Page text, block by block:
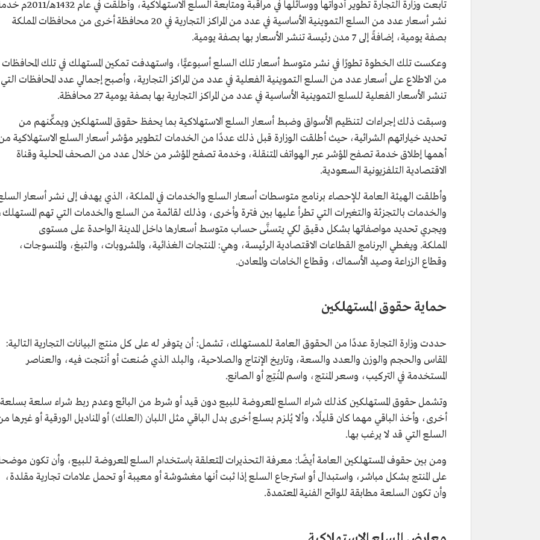
تابعت وزارة التجارة تطوير أدواتها ووسائلها في مراقبة ومتابعة السلع الاستهلاكية، وأطلقت في
نشر أسعار عدد من السلع التموينية الأساسية في عدد من المراكز التجارية في 20 محافظة أخرى من محافظات المملكة
بصفة يومية، إضافةً إلى 7 مدن رئيسة تنشر الأسعار بها بصفة يومية.
وعكست تلك الخطوة تطورًا في نشر متوسط أسعار تلك السلع أسبوعيًّا، واستهدفت تمكين المستهلك في تلك المحافظات
من الاطلاع على أسعار عدد من السلع التموينية الفعلية في عدد من المراكز التجارية، وأصبح إجمالي عدد المحافظات التي
تنشر الأسعار الفعلية للسلع التموينية الأساسية في عدد من المراكز التجارية بها بصفة يومية 27 محافظة.
وسبقت ذلك إجراءات لتنظيم الأسواق وضبط أسعار السلع الاستهلاكية بما يحفظ حقوق المستهلكين ويمكِّنهم من
تحديد خياراتهم الشرائية، حيث أطلقت الوزارة قبل ذلك عددًا من الخدمات لتطوير مؤشر أسعار السلع الاستهلاكية
أهمها إطلاق خدمة تصفح المؤشر عبر الهواتف المتنقلة، وخدمة تصفح المؤشر من خلال عدد من الصحف المحلية وقناة
الاقتصادية التلفزيونية السعودية.
وأطلقت الهيئة العامة للإحصاء برنامج متوسطات أسعار السلع والخدمات في المملكة، الذي يهدف إلى نشر أسعار
والخدمات بالتجزئة والتغيرات التي تطرأ عليها بين فترة وأخرى، وذلك لقائمة من السلع والخدمات التي تهم
ويجري تحديد مواصفاتها بشكل دقيق لكي يتسنَّى حساب متوسط أسعارها داخل المدينة الواحدة على مستوى
المملكة. ويغطي البرنامج القطاعات الاقتصادية الرئيسة، وهي: المنتجات الغذائية، والمشروبات، والتبغ، والمنسوجات،
وقطاع الزراعة وصيد الأسماك، وقطاع الخامات والمعادن.
حماية حقوق المستهلكين
حددت وزارة التجارة عددًا من الحقوق العامة للمستهلك، تشمل: أن يتوفر له على كل منتج البيانات التجارية التالية:
المقاس والحجم والوزن والعدد والسعة، وتاريخ الإنتاج والصلاحية، والبلد الذي صُنعت أو أنتجت فيه، والعناصر
المستخدمة في التركيب، وسعر المنتج، واسم المُنتِج أو الصانع.
وتشمل حقوق المستهلكين كذلك شراء السلع المعروضة للبيع دون قيد أو شرط من البائع وعدم ربط شراء سلعة بسلعة
أخرى، وأخذ الباقي مهما كان قليلًا، وألا يُلزم بسلع أخرى بدل الباقي مثل اللبان (العلك) أو المناديل الورقية أو غيرها
السلع التي قد لا يرغب بها.
ومن بين حقوف المستهلكين العامة أيضًا: معرفة التحذيرات المتعلقة باستخدام السلع المعروضة للبيع، وأن تكون
على المنتج بشكل مباشر، واستبدال أو استرجاع السلع إذا ثبت أنها مغشوشة أو معيبة أو تحمل علامات تجارية مقلدة،
وأن تكون السلعة مطابقة للوائح الفنية المعتمدة.